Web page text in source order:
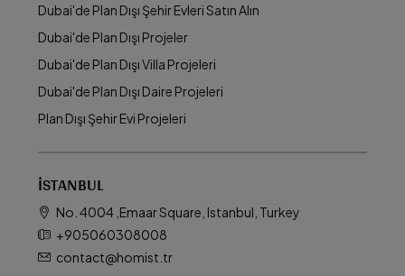
Dubai'de Plan Dışı Şehir Evleri Satın Alın
Dubai'de Plan Dışı Projeler
Dubai'de Plan Dışı Villa Projeleri
Dubai'de Plan Dışı Daire Projeleri
Plan Dışı Şehir Evi Projeleri
İSTANBUL
No. 4004 ,Emaar Square, Istanbul, Turkey
+905060308008
contact@homist.tr